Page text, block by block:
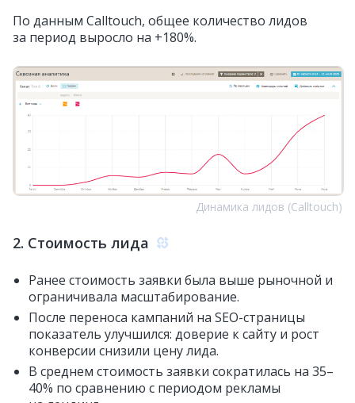
По данным Calltouch, общее количество лидов
за период выросло на +180%.
Динамика лидов (Calltouch)
2. Стоимость лида
Ранее стоимость заявки была выше рыночной и
ограничивала масштабирование.
После переноса кампаний на SEO-страницы
показатель улучшился: доверие к сайту и рост
конверсии снизили цену лида.
В среднем стоимость заявки сократилась на 35–
40% по сравнению с периодом рекламы